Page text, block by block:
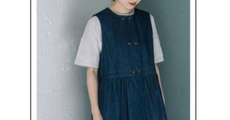
購買商品的店家。未經商家同意取消之訂單仍視為有效，需透過AFTEE先享
後付繳納相關費用。
※ 交易是否成功請以「AFTEE先享後付 」之結帳頁面顯示為準，若有關於
是否繳費成功／繳費後需取消欲退款等相關疑問，請聯繫「AFTEE先享後付
https://netprotections.freshdesk.com/support/home
１．透過由恩沛科技股份有限公司提供之「AFTEE先享後付」服務完成之交
易，需依本服務之必要範圍內提供個人資料，並將交易相關給付款項請求債
權轉讓予恩沛科技股份有限公司。
２．關於個人資料處理事宜，請瀏覽以下網址：
https://aftee.tw/terms/#terms3
３．未成年的使用者請事先徵得法定代理人或監護人之同意方可使用
每筆NT$80，滿NT$2,000(含以上)免運費
每筆NT$80，滿NT$2,000(含以上)免運費
每筆NT$80，滿NT$2,000(含以上)免運費
每筆NT$80，滿NT$2,000(含以上)免運費